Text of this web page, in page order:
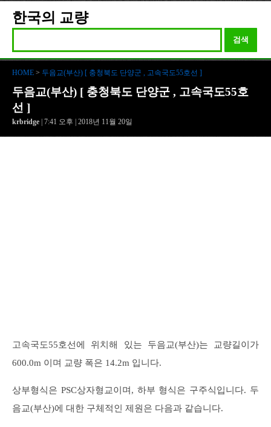
한국의 교량
검색
HOME > 두음교(부산) [ 충청북도 단양군 , 고속국도55호선 ]
두음교(부산) [ 충청북도 단양군 , 고속국도55호
선 ]
krbridge | 7:41 오후 | 2018년 11월 20일
고속국도55호선에 위치해 있는 두음교(부산)는 교량길이가
600.0m 이며 교량 폭은 14.2m 입니다.
상부형식은 PSC상자형교이며, 하부 형식은 구주식입니다. 두
음교(부산)에 대한 구체적인 제원은 다음과 같습니다.